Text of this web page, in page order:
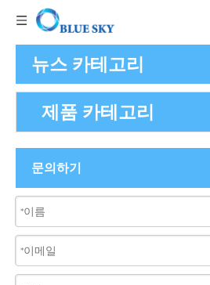
뉴스 카테고리
제품 카테고리
문의하기